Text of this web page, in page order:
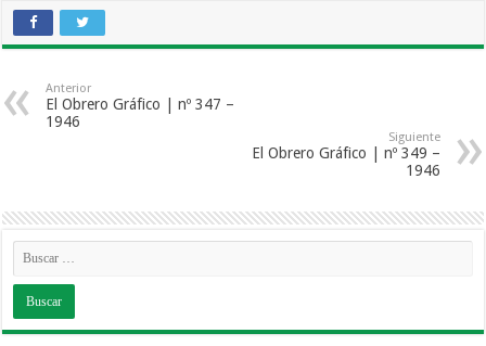
Anterior
El Obrero Gráfico | nº 347 –
1946
Siguiente
El Obrero Gráfico | nº 349 –
1946